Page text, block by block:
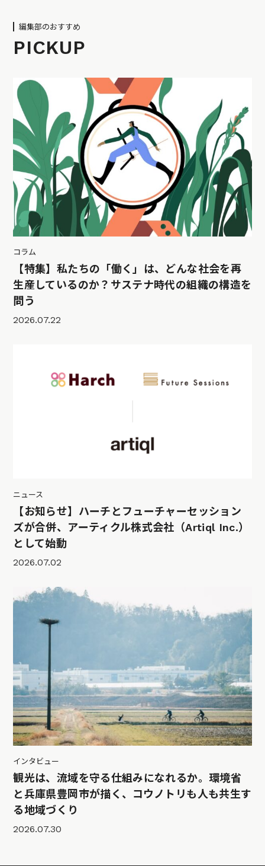
編集部のおすすめ
PICKUP
コラム
【特集】私たちの「働く」は、どんな社会を再
生産しているのか？サステナ時代の組織の構造を
問う
2026.07.22
ニュース
【お知らせ】ハーチとフューチャーセッション
ズが合併、アーティクル株式会社（Artiql Inc.）
として始動
2026.07.02
インタビュー
観光は、流域を守る仕組みになれるか。環境省
と兵庫県豊岡市が描く、コウノトリも人も共生す
る地域づくり
2026.07.30